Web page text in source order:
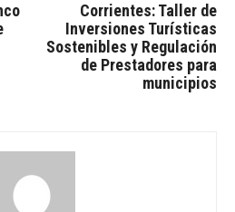
Corrientes: Taller de
Inversiones Turísticas
Sostenibles y Regulación
de Prestadores para
municipios